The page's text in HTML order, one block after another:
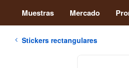
Muestras Mercado
Stickers rectangulares